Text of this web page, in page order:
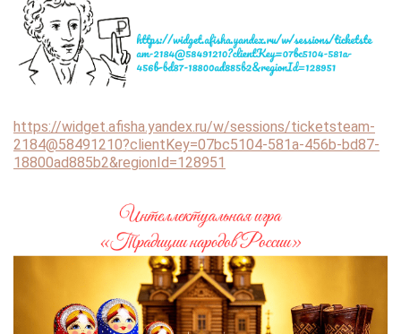
https://widget.afisha.yandex.ru/w/sessions/ticketsteam-
2184@58491210?clientKey=07bc5104-581a-456b-bd87-
18800ad885b2&regionId=128951